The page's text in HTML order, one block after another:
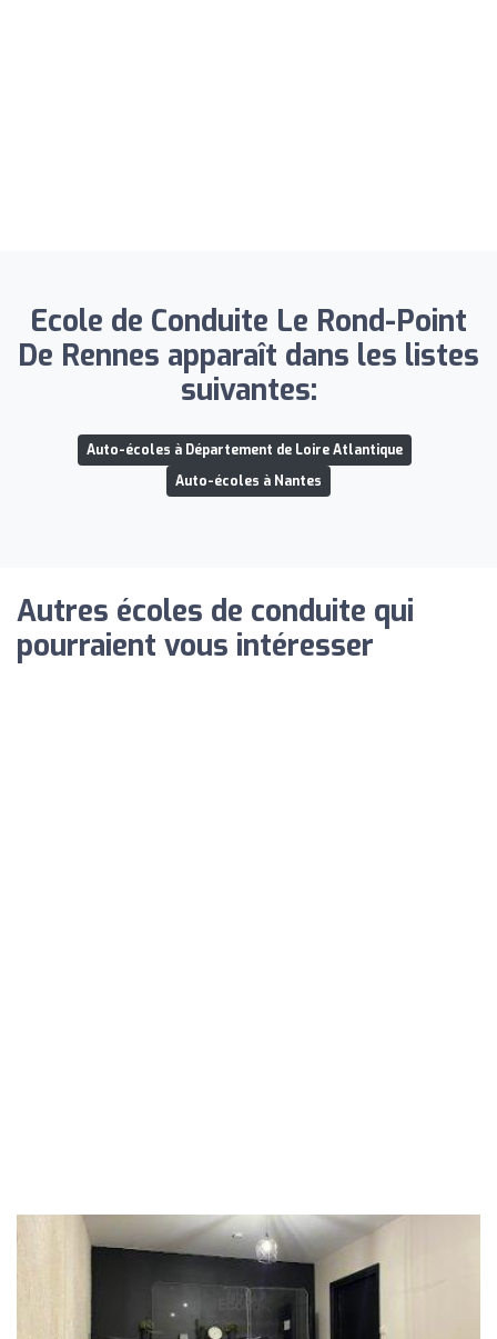
Ecole de Conduite Le Rond-Point
De Rennes apparaît dans les listes
suivantes:
Auto-écoles à Département de Loire Atlantique
Auto-écoles à Nantes
Autres écoles de conduite qui
pourraient vous intéresser